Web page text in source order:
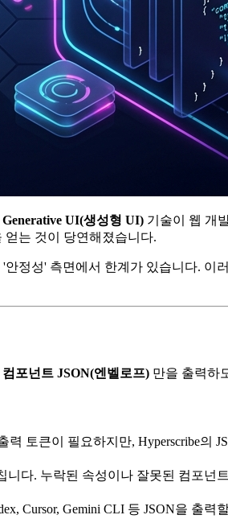
Generative UI(생성형 UI) 기술이 웹 개
얻는 것이 당연해졌습니다.
정성' 측면에서 한계가 있습니다. 이
포넌트 JSON(엔벨로프) 만을 출력하
토큰이 필요하지만, Hyperscribe의
니다. 누락된 속성이나 잘못된 컴포
Cursor, Gemini CLI 등 JSON을 출